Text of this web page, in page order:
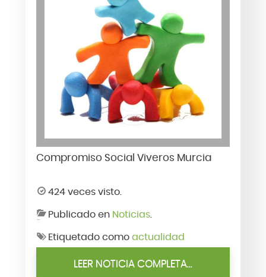
Compromiso Social Viveros Murcia
424 veces visto.
Publicado en Noticias.
Etiquetado como actualidad
LEER NOTICIA COMPLETA...